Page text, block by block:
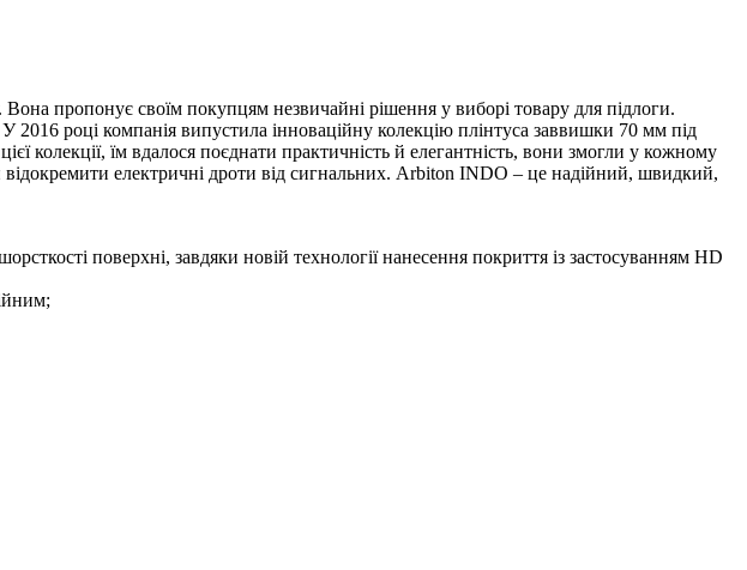
пропонує своїм покупцям незвичайні рішення у виборі товару для підлоги.
2016 році компанія випустила інноваційну колекцію плінтуса заввишки 70 мм під
колекції, їм вдалося поєднати практичність й елегантність, вони змогли у кожному
відокремити електричні дроти від сигнальних. Arbiton INDO – це надійний, швидкий,
поверхні, завдяки новій технології нанесення покриття із застосуванням HD